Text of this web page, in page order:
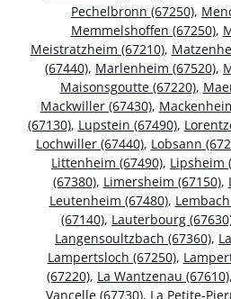
Pechelbronn (67250),
Memmelshoffen (67250),
Meistratzheim (67210),
(67440), Marlenheim (67520),
Maisonsgoutte (67220),
Mackwiller (67430),
(67130), Lupstein (67490),
Lochwiller (67440), Lobsann
Littenheim (67490), Lipsheim
(67380), Limersheim (67150),
Leutenheim (67480),
(67140), Lauterbourg
Langensoultzbach (67360),
Lampertsloch (67250),
(67220), La Wantzenau (67610),
Vancelle (67730), La Petite-